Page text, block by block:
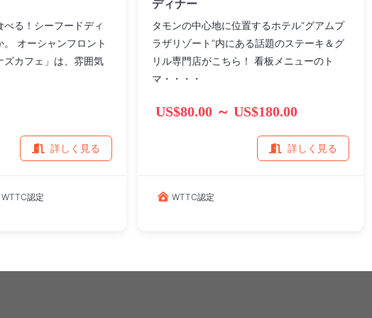
る！シーフードディ
オーシャンフロント
ズカフェ」は、雰囲気
詳しく見る
WTTC認定
ディナー
タモンの中心地に位置するホテル“グアムプ
ラザリゾート”内にある話題のステーキ＆グ
リル専門店がこちら！ 看板メニューのト
マ・・・・
US$80.00 ～ US$180.00
詳しく見る
WTTC認定